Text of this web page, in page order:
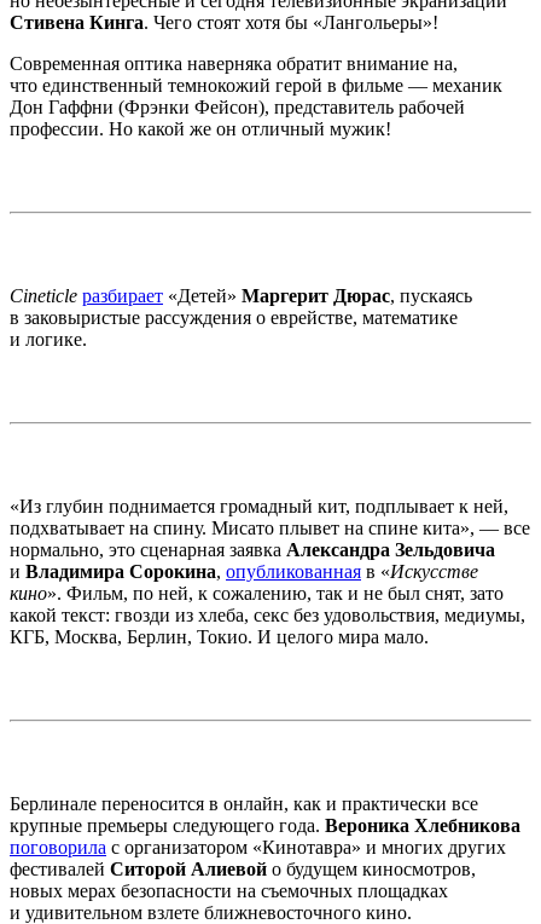
Стивена Кинга. Чего стоят хотя бы «Лангольеры»!
Современная оптика наверняка обратит внимание на,
что единственный темнокожий герой в фильме — механик
Дон Гаффни (Фрэнки Фейсон), представитель рабочей
профессии. Но какой же он отличный мужик!
Cineticle разбирает «Детей» Маргерит Дюрас, пускаясь
в заковыристые рассуждения о еврействе, математике
и логике.
«Из глубин поднимается громадный кит, подплывает к ней,
подхватывает на спину. Мисато плывет на спине кита», — все
нормально, это сценарная заявка Александра Зельдовича
и Владимира Сорокина, опубликованная в «Искусстве
кино». Фильм, по ней, к сожалению, так и не был снят, зато
какой текст: гвозди из хлеба, секс без удовольствия, медиумы,
КГБ, Москва, Берлин, Токио. И целого мира мало.
Берлинале переносится в онлайн, как и практически все
крупные премьеры следующего года. Вероника Хлебникова
поговорила с организатором «Кинотавра» и многих других
фестивалей Ситорой Алиевой о будущем киносмотров,
новых мерах безопасности на съемочных площадках
и удивительном взлете ближневосточного кино.